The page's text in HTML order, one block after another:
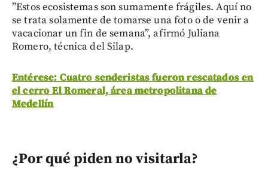
”Estos ecosistemas son sumamente frágiles. Aquí no
se trata solamente de tomarse una foto o de venir a
vacacionar un fin de semana”, afirmó Juliana
Romero, técnica del Silap.
Entérese: Cuatro senderistas fueron rescatados en
el cerro El Romeral, área metropolitana de
Medellín
¿Por qué piden no visitarla?